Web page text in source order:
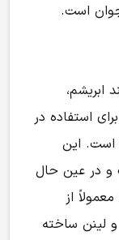
است.
ابریشم،
استفاده در
است. این
و در عین حال
از
لینن ساخته